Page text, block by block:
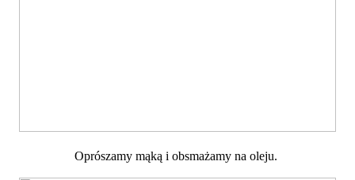
Oprószamy mąką i obsmażamy na oleju.